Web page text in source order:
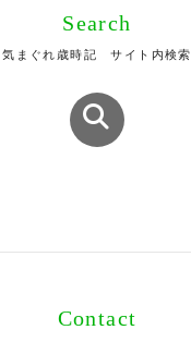
Search
気まぐれ歳時記 サイト内検索
Contact